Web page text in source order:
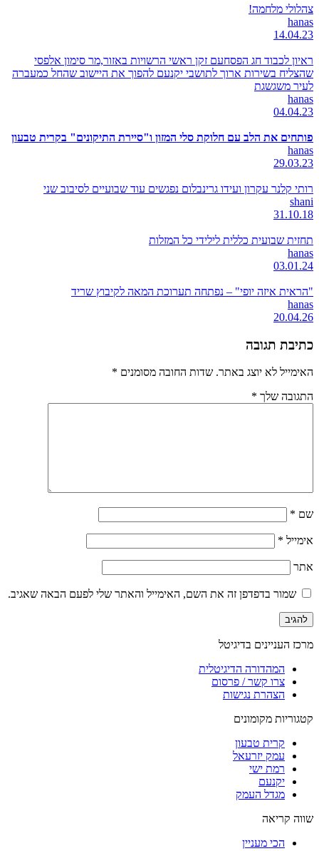
צהלולי מלחמה!
hanas
14.04.23
ראיון לכבוד חג הפסחעם זקן ראשי הרשויות באזור,מר סימון אלפסי
שהצליח בשירות ארוך לתושבי יקנעם להפוך את היישוב שהחל כמעברה
לעיר משגשגת
hanas
04.04.23
פותחים את הלב עם חלוקת סלי המזון ו"סיירת התיקונים" בקרית טבעון
hanas
29.03.23
רותי קלנר עקרון ועידו גרינבלום נפגשים עוד שבועיים לסיבוב שני
shani
31.10.18
תחזית שבועית כללית לילידי כל המזלות
hanas
03.01.24
"הראית איזה יופי" – נפתחה תערוכת המאה לקיבוץ שריד
hanas
20.04.26
כתיבת תגובה
האימייל לא יוצג באתר. שדות החובה מסומנים *
התגובה שלך *
שם *
אימייל *
אתר
שמור בדפדפן זה את השם, האימייל והאתר שלי לפעם הבאה שאגיב.
מרכז העניינים בדיגיטל
המהדורה הדיגיטלית
צרו קשר / פרסום
הצהרת נגישות
קטגוריות מקומונים
קרית טבעון
עמק יזרעאל
רמת ישי
יקנעם
מגדל העמק
שווה קריאה
הכי מעניין